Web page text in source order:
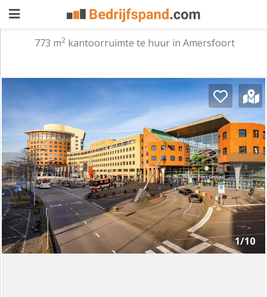
aanbieden
Pand
zoeken
Waarom
adverteren
Premium
adverteren
Blog
Registreren
Login
773 m2 kantoorruimte te huur in Amersfoort
1/10